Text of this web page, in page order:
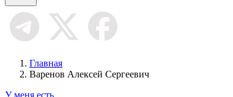
Главная
Варенов Алексей Сергеевич
У меня есть